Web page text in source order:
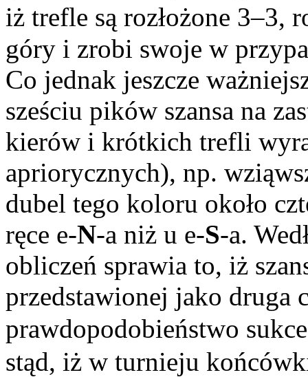
iż trefle są rozłożone 3–3,
góry i zrobi swoje w
Co jednak jeszcze
sześciu pików szansa na
kierów i krótkich trefli
apriorycznych), np.
dubel tego koloru około
ręce e-N-a niż u e-S-a.
obliczeń sprawia to, iż
przedstawionej jako druga
prawdopodobieństwo
stąd, iż w turnieju